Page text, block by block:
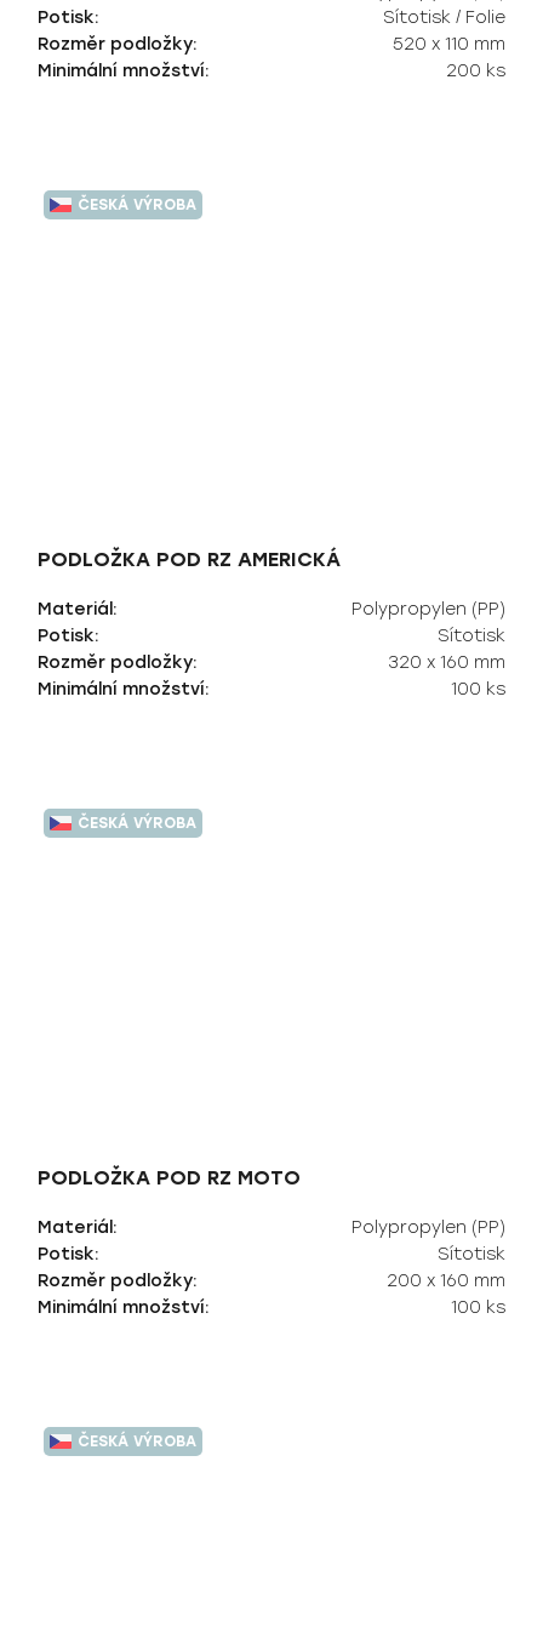
Potisk:
Sítotisk / Folie
Rozměr podložky:
520 x 110 mm
Minimální množství:
200 ks
ČESKÁ VÝROBA
PODLOŽKA POD RZ AMERICKÁ
Materiál:
Polypropylen (PP)
Potisk:
Sítotisk
Rozměr podložky:
320 x 160 mm
Minimální množství:
100 ks
ČESKÁ VÝROBA
PODLOŽKA POD RZ MOTO
Materiál:
Polypropylen (PP)
Potisk:
Sítotisk
Rozměr podložky:
200 x 160 mm
Minimální množství:
100 ks
ČESKÁ VÝROBA